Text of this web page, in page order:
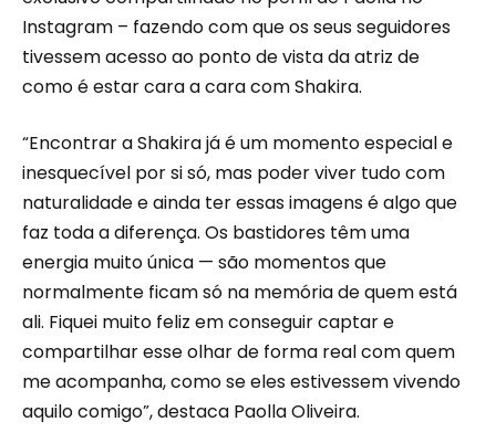
Instagram – fazendo com que os seus seguidores
tivessem acesso ao ponto de vista da atriz de
como é estar cara a cara com Shakira.
“Encontrar a Shakira já é um momento especial e
inesquecível por si só, mas poder viver tudo com
naturalidade e ainda ter essas imagens é algo que
faz toda a diferença. Os bastidores têm uma
energia muito única — são momentos que
normalmente ficam só na memória de quem está
ali. Fiquei muito feliz em conseguir captar e
compartilhar esse olhar de forma real com quem
me acompanha, como se eles estivessem vivendo
aquilo comigo”, destaca Paolla Oliveira.